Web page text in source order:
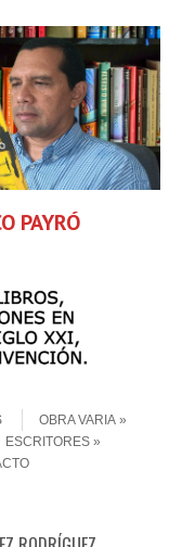
PAYRÓ
OBRA VARIA
ESCRITORES